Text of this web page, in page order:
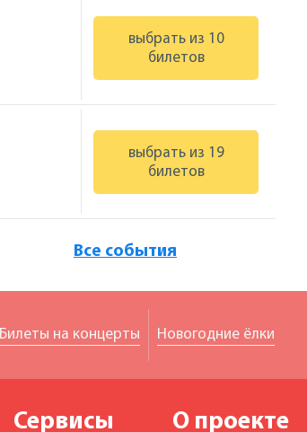
выбрать из 10
билетов
выбрать из 19
билетов
Все события
Билеты на концерты Новогодние ёлки
Сервисы О проекте